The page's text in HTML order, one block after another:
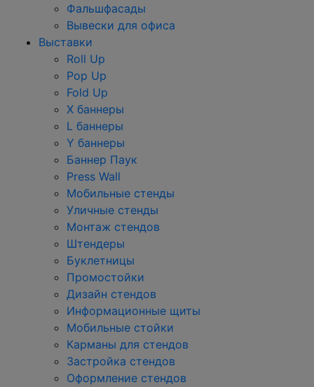
Фальшфасады
Вывески для офиса
Выставки
Roll Up
Pop Up
Fold Up
Х баннеры
L баннеры
Y баннеры
Баннер Паук
Press Wall
Мобильные стенды
Уличные стенды
Монтаж стендов
Штендеры
Буклетницы
Промостойки
Дизайн стендов
Информационные щиты
Мобильные стойки
Карманы для стендов
Застройка стендов
Оформление стендов